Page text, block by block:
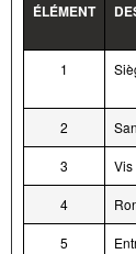
ÉLÉMENT
1
2
3 Vis
4
5